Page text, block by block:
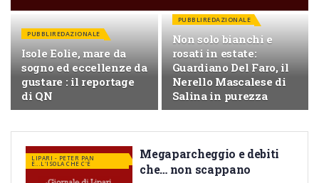
PUBBLIREDAZIONALE
Isole Eolie, mare da
sogno ed eccellenze da
gustare : il reportage
di QN
PUBBLIREDAZIONALE
Non solo bianchi e
rosati in estate:
Guardiano Del Faro, il
Nerello Mascalese di
Salina in purezza
LIPARI - PETER PAN
E...L'ISOLA CHE C'È
Megaparcheggio e debiti
che… non scappano